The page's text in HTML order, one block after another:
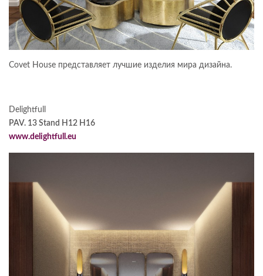
Covet House представляет лучшие изделия мира дизайна.
Delightfull
PAV. 13 Stand H12 H16
www.delightfull.eu